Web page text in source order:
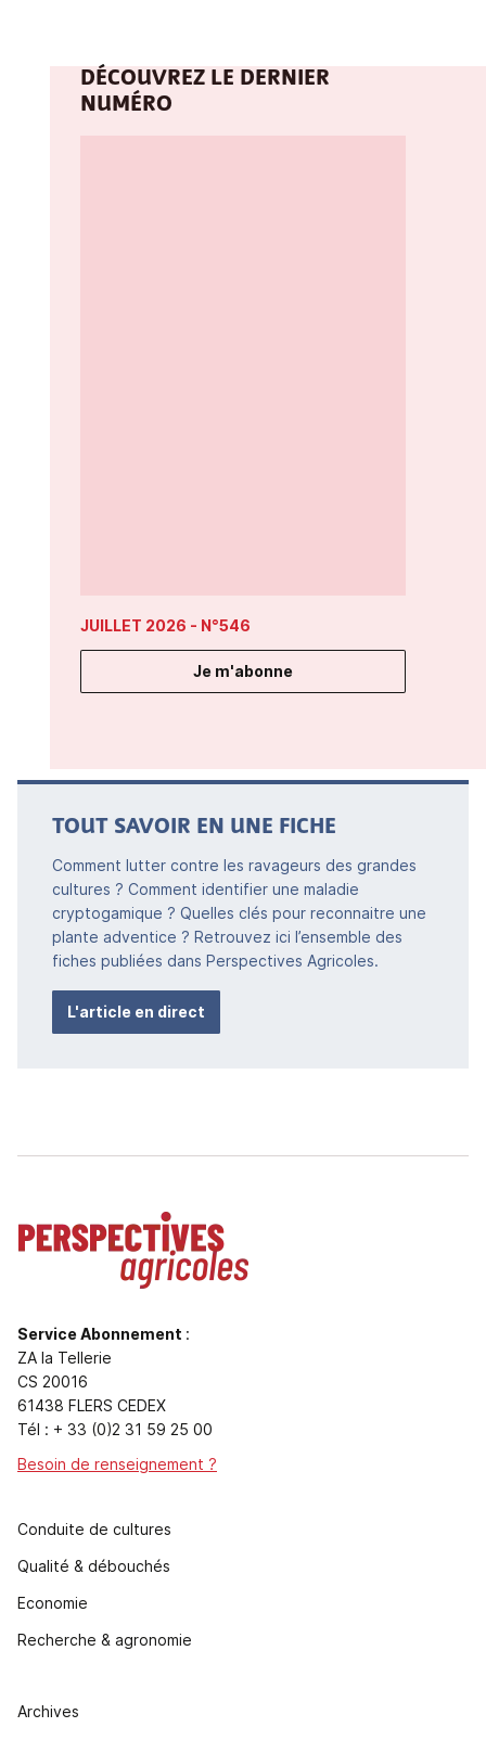
DÉCOUVREZ LE DERNIER
NUMÉRO
JUILLET 2026 - N°546
Je m'abonne
TOUT SAVOIR EN UNE FICHE
Comment lutter contre les ravageurs des grandes
cultures ? Comment identifier une maladie
cryptogamique ? Quelles clés pour reconnaitre une
plante adventice ? Retrouvez ici l’ensemble des
fiches publiées dans Perspectives Agricoles.
L'article en direct
Service Abonnement :
ZA la Tellerie
CS 20016
61438 FLERS CEDEX
Tél : + 33 (0)2 31 59 25 00
Besoin de renseignement ?
Conduite de cultures
Qualité & débouchés
Economie
Recherche & agronomie
Archives